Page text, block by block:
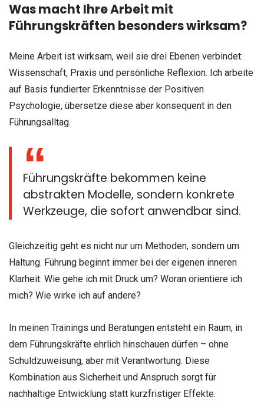
Was macht Ihre Arbeit mit
Führungskräften besonders wirksam?
Meine Arbeit ist wirksam, weil sie drei Ebenen verbindet:
Wissenschaft, Praxis und persönliche Reflexion. Ich arbeite
auf Basis fundierter Erkenntnisse der Positiven
Psychologie, übersetze diese aber konsequent in den
Führungsalltag.
Führungskräfte bekommen keine
abstrakten Modelle, sondern konkrete
Werkzeuge, die sofort anwendbar sind.
Gleichzeitig geht es nicht nur um Methoden, sondern um
Haltung. Führung beginnt immer bei der eigenen inneren
Klarheit: Wie gehe ich mit Druck um? Woran orientiere ich
mich? Wie wirke ich auf andere?
In meinen Trainings und Beratungen entsteht ein Raum, in
dem Führungskräfte ehrlich hinschauen dürfen – ohne
Schuldzuweisung, aber mit Verantwortung. Diese
Kombination aus Sicherheit und Anspruch sorgt für
nachhaltige Entwicklung statt kurzfristiger Effekte.